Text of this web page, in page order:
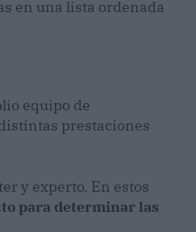
en una lista ordenada
equipo de
prestaciones
y experto. En estos
para determinar las